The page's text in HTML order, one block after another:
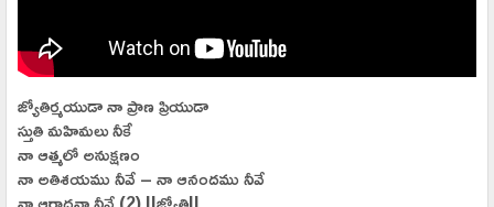
జ్యోతిర్మయుడా నా ప్రాణ ప్రియుడా
స్తుతి మహిమలు నీకే
నా ఆత్మలో అనుక్షణం
నా అతిశయము నీవే – నా ఆనందము నీవే